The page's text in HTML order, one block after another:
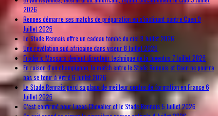
2026
Rennes démarre ses matchs de préparation en s’inclinant contre Caen 9
Juillet 2026
Le Stade Rennais offre un cadeau tombé du ciel 8 Juillet 2026
Une révélation sud africaine dans viseur8 Juillet 2026
Frédéric Massara devient directeur technique de la Juventus 7 Juillet 2026
En raison d’un champignon, le match entre le Stade Rennais et Caen ne pourra
pas se tenir à Vitré 6 Juillet 2026
Le Stade Rennais perd sa place de meilleur centre de formation en France6
Juillet 2026
C’est confirmé pour Lucas Chevalier et le Stade Rennais 5 Juillet 2026